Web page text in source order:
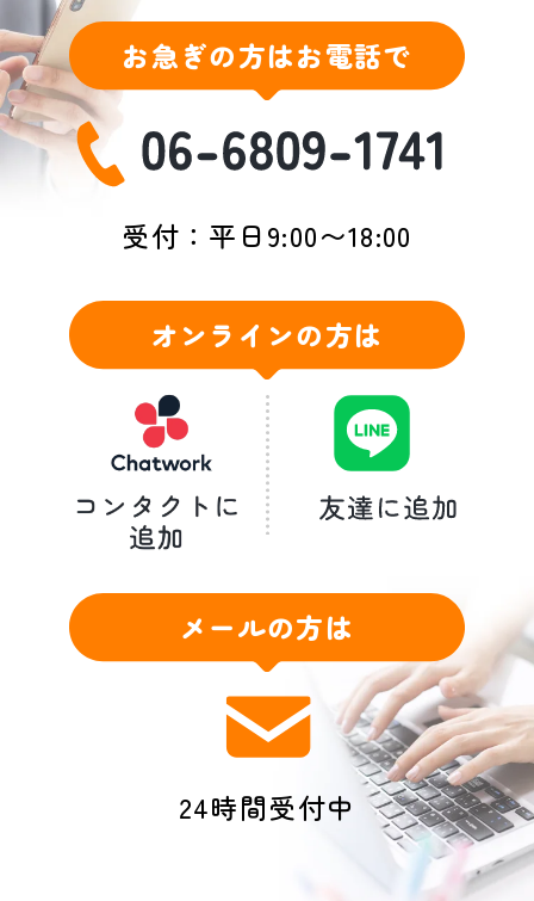
お急ぎの方はお電話で
受付：平日9:00〜18:00
オンラインの方は
メールの方は
24時間受付中